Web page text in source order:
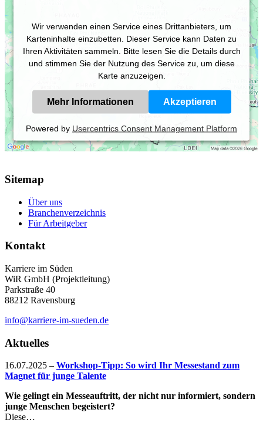
Wir verwenden einen Service eines Drittanbieters, um
Karteninhalte einzubetten. Dieser Service kann Daten zu
Ihren Aktivitäten sammeln. Bitte lesen Sie die Details durch
und stimmen Sie der Nutzung des Service zu, um diese
Karte anzuzeigen.
Mehr Informationen Akzeptieren
Powered by Usercentrics Consent Management Platform
Sitemap
Über uns
Branchenverzeichnis
Für Arbeitgeber
Kontakt
Karriere im Süden
WiR GmbH (Projektleitung)
Parkstraße 40
88212 Ravensburg
info@karriere-im-sueden.de
Aktuelles
16.07.2025 – Workshop-Tipp: So wird Ihr Messestand zum
Magnet für junge Talente
Wie gelingt ein Messeauftritt, der nicht nur informiert, sondern
junge Menschen begeistert?
Diese…